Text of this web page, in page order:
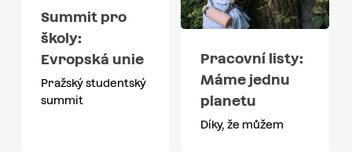
Summit pro
školy:
Evropská unie
Pražský studentský
summit
Pracovní listy:
Máme jednu
planetu
Díky, že můžem